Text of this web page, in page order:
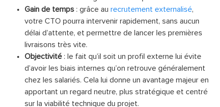
Gain de temps : grâce au recrutement externalisé,
votre CTO pourra intervenir rapidement, sans aucun
délai d’attente, et permettre de lancer les premières
livraisons très vite.
Objectivité : le fait qu’il soit un profil externe lui évite
d’avoir les biais internes qu’on retrouve généralement
chez les salariés. Cela lui donne un avantage majeur en
apportant un regard neutre, plus stratégique et centré
sur la viabilité technique du projet.